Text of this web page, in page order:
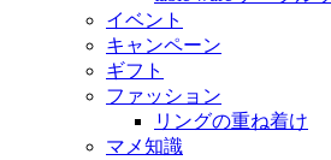
イベント
キャンペーン
ギフト
ファッション
リングの重ね着け
マメ知識